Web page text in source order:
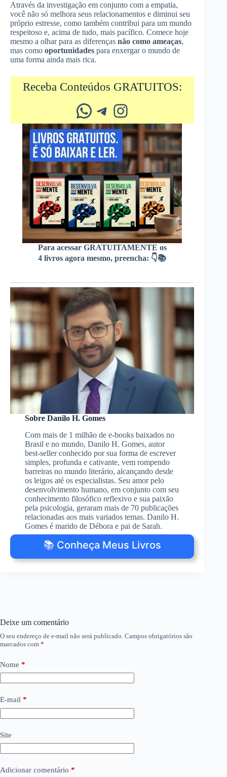
Através da investigação em conjunto com a empatia,
você não só melhora seus relacionamentos e diminui seu
próprio estresse, como também contribui para um mundo
respeitoso e, acima de tudo, mais pacífico. Comece hoje
mesmo a olhar para as diferenças não como ameaças,
mas como oportunidades para enxergar o mundo de
uma forma ainda mais rica.
Receba Conteúdos GRATUITOS:
Whatsapp Telegram Instagram
Para acessar GRATUITAMENTE os
4 livros agora mesmo, preencha: 👇📚
Sobre Danilo H. Gomes
Com mais de 1 milhão de e-books baixados no
Brasil e no mundo, Danilo H. Gomes, autor
best-seller conhecido por sua forma de escrever
simples, profunda e cativante, vem rompendo
barreiras no mundo literário, alcançando desde
os leigos até os especialistas. Seu amor pelo
desenvolvimento humano, em conjunto com seu
conhecimento filosófico reflexivo e sua paixão
pela psicologia, geraram mais de 70 publicações
relacionadas aos mais variados temas. Danilo H.
Gomes é marido de Débora e pai de Sarah.
📚 Conheça Meus Livros
Deixe um comentário
O seu endereço de e-mail não será publicado. Campos obrigatórios são
marcados com *
Nome *
E-mail *
Site
Adicionar comentário *